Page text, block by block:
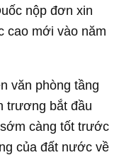
nộp đơn xin
cao mới vào năm
văn phòng tầng
trương bắt đầu
càng tốt trước
của đất nước về